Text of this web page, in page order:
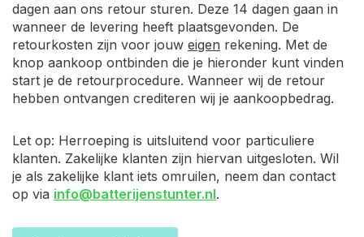
dagen aan ons retour sturen. Deze 14 dagen gaan in
wanneer de levering heeft plaatsgevonden. De
retourkosten zijn voor jouw eigen rekening. Met de
knop aankoop ontbinden die je hieronder kunt vinden
start je de retourprocedure. Wanneer wij de retour
hebben ontvangen crediteren wij je aankoopbedrag.
Let op: Herroeping is uitsluitend voor particuliere
klanten. Zakelijke klanten zijn hiervan uitgesloten. Wil
je als zakelijke klant iets omruilen, neem dan contact
op via info@batterijenstunter.nl.